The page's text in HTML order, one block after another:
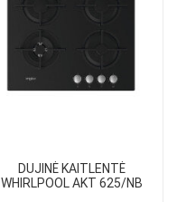
DUJINĖ KAITLENTĖ
WHIRLPOOL AKT 625/NB